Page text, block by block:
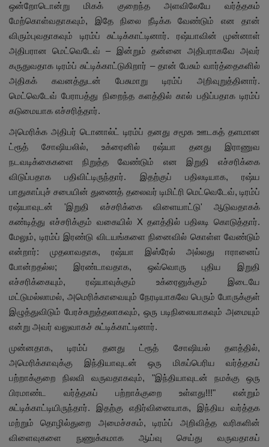
ஒன்றோடொன்று மிகக் குறைந்த அளவிலேயே வர்த்தகம்
மேற்கொள்வதாகவும், இதே நிலை நீடிக்க வேண்டும் என தான்
விரும்புவதாகவும் டிரம்ப் சுட்டிக்காட்டினார். ரஷ்யாவின் முன்னாள்
அதிபரான மெட்வெடேவ் – இன்றும் தன்னை அதிபராகவே அவர்
கருதுவதாக டிரம்ப் சுட்டிக்காட்டுகிறார் – தான் பேசும் வார்த்தைகளில்
அதிகக் கவனத்துடன் பேசுமாறு டிரம்ப் அறிவுறுத்தினார்.
மெட்வெடேவ் பேராபத்து நிறைந்த களத்தில் கால் பதிப்பதாக டிரம்ப்
கடுமையாக எச்சரித்தார்.
அமெரிக்க அதிபர் டொனால்ட் டிரம்ப் தனது சமூக ஊடகத் தளமான
ட்ரூத் சோஷியலில், உக்ரைனில் ரஷ்யா தனது இராணுவ
நடவடிக்கைகளை நிறுத்த வேண்டும் என இறுதி எச்சரிக்கை
விடுப்பதாக பதிவிட்டிருந்தார். இதற்குப் பதிலடியாக, ரஷ்ய
பாதுகாப்புச் சபையின் துணைத் தலைவர் டிமிட்ரி மெட்வெடேவ், டிரம்ப்
ரஷ்யாவுடன் 'இறுதி எச்சரிக்கை விளையாட்டு' ஆடுவதாகக்
கண்டித்து எச்சரிக்கும் வகையில் X தளத்தில் பதிலடி கொடுத்தார்.
மேலும், டிரம்ப் இரண்டு விடயங்களை நினைவில் கொள்ள வேண்டும்
என்றார்: முதலாவதாக, ரஷ்யா இஸ்ரேல் அல்லது ஈரானைப்
போன்றதல்ல; இரண்டாவதாக, ஒவ்வொரு புதிய இறுதி
எச்சரிக்கையும், ரஷ்யாவுக்கும் உக்ரைனுக்கும் இடையே
மட்டுமல்லாமல், அமெரிக்காவையும் நேரடியாகவே பெரும் போருக்குள்
இழுத்துவிடும் பேரச்சுறுத்தலாகவும், ஒரு படிநிலையாகவும் அமையும்
என்று அவர் வலுவாகச் சுட்டிக்காட்டினார்.
முன்னதாக, டிரம்ப் தனது ட்ரூத் சோஷியல் தளத்தில்,
அமெரிக்காவுக்கு இந்தியாவுடன் ஒரு மிகப்பெரிய வர்த்தகப்
பற்றாக்குறை நிலவி வருவதாகவும், "இந்தியாவுடன் நமக்கு ஒரு
பிரமாண்ட வர்த்தகப் பற்றாக்குறை உள்ளது!!!" என்றும்
சுட்டிக்காட்டியிருந்தார். இதற்கு எதிர்வினையாக, இந்திய வர்த்தக
மற்றும் தொழில்துறை அமைச்சகம், டிரம்ப் அறிவித்த வரிகளின்
விளைவுகளை நுணுக்கமாக ஆய்வு செய்து வருவதாகப்